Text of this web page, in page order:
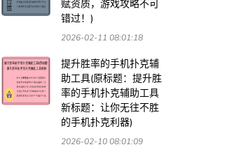
赋资质，游戏攻略不可
错过！)
2026-02-11 08:01:18
提升胜率的手机扑克辅
助工具(原标题：提升胜
率的手机扑克辅助工具
新标题：让你无往不胜
的手机扑克利器)
2026-02-10 08:01:09